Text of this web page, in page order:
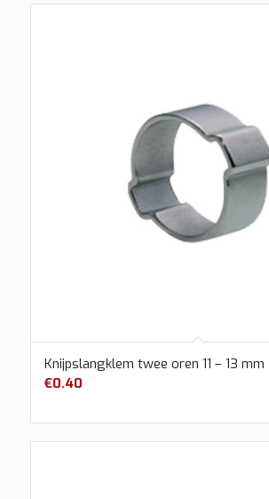
Knijpslangklem twee oren 11 – 13 mm
€0.40